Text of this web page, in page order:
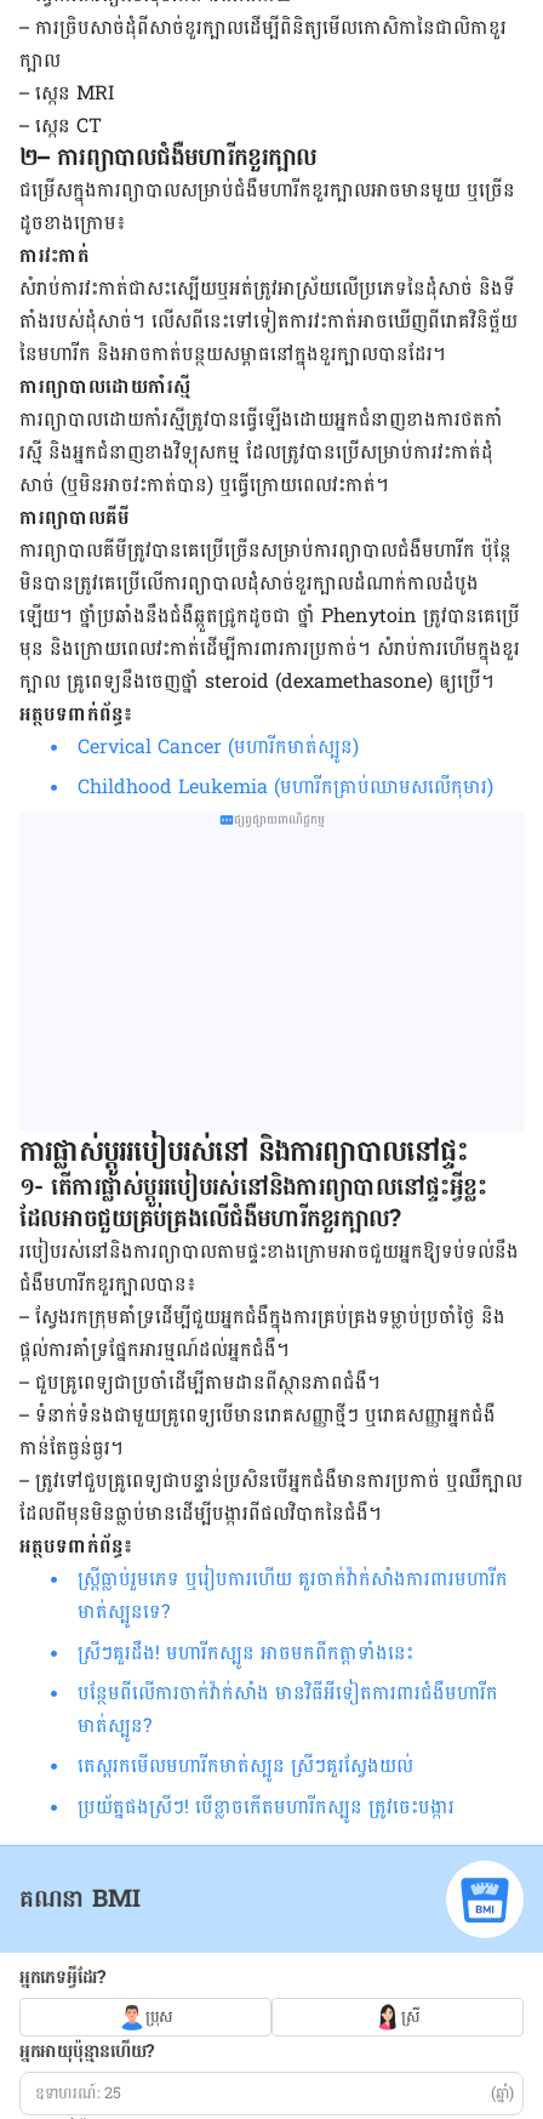
– ការ​ច្រិប​សាច់​ដុំ​ពី​សាច់​ខួរ​ក្បាល​ដើម្បី​ពិនិត្យ​មើល​កោសិកា​នៃ​ជាលិកា​ខួរ​
ក្បាល
– ស្កេន​ MRI
– ស្កេន CT
២– ការព្យាបាលជំងឺមហារីកខួរក្បាល
ជម្រើស​ក្នុង​ការ​ព្យាបាល​សម្រាប់​ជំងឺ​មហារីក​ខួរ​ក្បាល​អាច​មាន​មួយ ឬ​ច្រើន​
ដូច​ខាង​ក្រោម៖
ការវះកាត់
សំរាប់​ការ​វះ​កាត់​ជា​សះ​ស្បើយ​ឬ​អត់​ត្រូវ​អាស្រ័យ​លើ​​ប្រភេទ​នៃ​ដុំ​សាច់ និង​ទី​
តាំង​របស់​ដុំ​សាច់។ លើស​ពី​នេះ​ទៅ​ទៀត​ការ​វះ​កាត់​អាច​ឃើញ​ពី​រោគវិនិច្ឆ័យ​
នៃ​មហារីក និង​អាច​កាត់​បន្ថយ​សម្ពាធ​នៅ​ក្នុង​ខួរ​ក្បាល​បាន​ដែរ។
ការ​ព្យាបាល​ដោយ​កាំរស្មី
ការ​ព្យា​បាល​ដោយ​កាំ​រស្មី​ត្រូវ​បាន​ធ្វើ​ឡើង​ដោយ​អ្នក​ជំនាញ​ខាង​ការ​ថត​កាំ​
រស្មី និងអ្នក​ជំនាញ​ខាង​វិទ្យុសកម្ម ដែល​​ត្រូវ​បាន​ប្រើ​សម្រាប់​ការ​វះ​កាត់​ដុំ​
សាច់ (ឬ​មិន​អាច​វះ​កាត់​បាន) ឬ​ធ្វើ​ក្រោយ​ពេល​វះ​កាត់។
ការ​ព្យាបាល​គីមី
ការ​ព្យា​បាល​គីមី​ត្រូវ​បាន​គេ​ប្រើ​ច្រើន​សម្រាប់​ការ​ព្យា​បាល​ជំងឺ​មហារីក ប៉ុន្តែ​
មិន​បាន​ត្រូវ​គេ​ប្រើ​លើ​ការ​ព្យាបាល​ដុំ​សាច់​ខួរ​ក្បាល​ដំណាក់​កាល​ដំបូង​
ឡើយ។ ថ្នាំ​ប្រឆាំង​នឹង​ជំងឺ​ឆ្កួត​ជ្រូក​ដូច​ជា ថ្នាំ Phenytoin ត្រូវ​បាន​គេ​ប្រើ​
មុន​ និង​ក្រោយ​ពេល​វះ​កាត់​ដើម្បី​ការពារ​ការ​ប្រកាច់។ សំរាប់​ការ​ហើម​ក្នុង​ខួរ​
ក្បាល​ គ្រូពេទ្យ​នឹង​ចេញ​ថ្នាំ steroid (dexamethasone) ឲ្យ​ប្រើ។
អត្ថបទពាក់ព័ន្ធ៖
Cervical Cancer (មហារីកមាត់ស្បូន)
Childhood Leukemia (មហារីកគ្រាប់ឈាមសលើកុមារ)
ផ្សព្វផ្សាយពាណិជ្ជកម្ម
ការ​ផ្លាស់​ប្តូរ​របៀប​រស់​នៅ និងការ​ព្យា​បាល​នៅ​ផ្ទះ
១- តើការផ្លាស់ប្តូររបៀបរស់នៅនិងការព្យាបាលនៅផ្ទះអ្វីខ្លះ
ដែលអាចជួយគ្រប់គ្រងលើជំងឺមហារីកខួរក្បាល?
របៀប​រស់​នៅ​និង​ការ​ព្យា​បាល​តាម​ផ្ទះ​ខាង​ក្រោម​អាច​ជួយ​អ្នក​ឱ្យ​ទប់​ទល់​នឹង​
ជំងឺ​មហារីក​ខួរ​ក្បាល​បាន៖
–ស្វែង​រក​ក្រុម​គាំ​ទ្រ​ដើម្បី​ជួយ​អ្នកជំងឺ​ក្នុង​ការ​គ្រប់​គ្រង​ទម្លាប់​ប្រចាំថ្ងៃ និង​
ផ្តល់​ការ​គាំទ្រ​ផ្នែក​អារម្មណ៍​ដល់​អ្នកជំងឺ។
– ជួប​គ្រូពេទ្យ​ជា​ប្រចាំ​ដើម្បី​តាម​ដាន​ពី​ស្ថាន​ភាព​ជំងឺ​។
– ទំនាក់ទំនងជាមួយ​គ្រូពេទ្យ​បើ​មាន​រោគ​សញ្ញា​ថ្មី​ៗ ឬ​រោគ​សញ្ញា​អ្នកជំងឺ​
កាន់​តែ​ធ្ងន់​ធ្ងរ។
–ត្រូវ​ទៅ​ជួប​គ្រូពេទ្យ​ជា​បន្ទាន់​ប្រសិន​បើ​អ្នកជំងឺ​មាន​ការ​ប្រកាច់ ឬ​ឈឺ​ក្បាល​
ដែល​ពី​មុន​មិន​ធ្លាប់​មាន​ដើម្បី​បង្ការ​ពី​ផលវិបាក​នៃ​ជំងឺ។
អត្ថបទពាក់ព័ន្ធ៖
ស្ត្រីធ្លាប់រួមភេទ ឬរៀបការហើយ គួរចាក់វ៉ាក់សាំងការពារមហារីក
មាត់ស្បូនទេ?
ស្រីៗគួរដឹង! ​មហារីក​​ស្បូន អាចមក​ពី​កត្តា​ទាំង​នេះ
បន្ថែមពីលើការចាក់វ៉ាក់សាំង មានវិធីអីទៀតការពារជំងឺមហារីក
មាត់ស្បូន?
តេស្តរកមើលមហារីកមាត់ស្បូន ស្រីៗគួរស្វែងយល់
ប្រយ័ត្ន​ផង​ស្រីៗ! បើ​ខ្លាច​កើតមហារីក​​​ស្បូន ត្រូវ​​ចេះ​បង្ការ​
គណនា BMI
អ្នកភេទអ្វីដែរ?
ប្រុស ស្រី
អ្នកអាយុប៉ុន្មានហើយ?
(ឆ្នាំ)